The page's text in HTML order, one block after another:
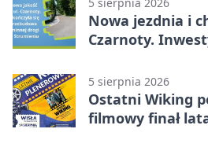
Nowa jezdnia i
Czarnoty.
5 sierpnia 2026
Ostatni Wiking
filmowy finał